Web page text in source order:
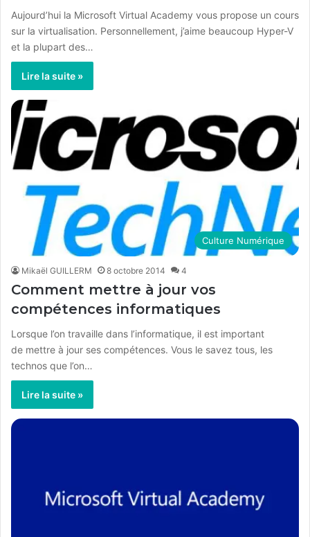
Aujourd’hui la Microsoft Virtual Academy vous propose un cours
sur la virtualisation. Personnellement, j’aime beaucoup Hyper-V
et la plupart des…
Lire la suite »
Culture Numérique
Mikaël GUILLERM 8 octobre 2014 4
Comment mettre à jour vos
compétences informatiques
Lorsque l’on travaille dans l’informatique, il est important
de mettre à jour ses compétences. Vous le savez tous, les
technos que l’on…
Lire la suite »